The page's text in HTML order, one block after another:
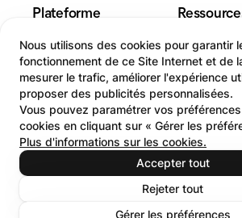
Plateforme
Studio
Simulation
Sonar
Inbox
Brèches
Blog
Cas
Guides
Entreprise
À propos de nous
Nous utilisons des cookies pour garantir
fonctionnement de ce Site Internet et de
mesurer le trafic, améliorer l'expérience
proposer des publicités personnalisées.
Vous pouvez paramétrer vos
cookies en cliquant sur « Gérer les
Plus d'informations sur les cookies.
Accepter tout
Rejeter tout
Gérer les préférences